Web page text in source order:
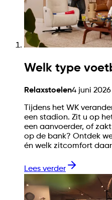
Welk type
Relaxstoelen4 juni 2026
Tijdens het WK
een stadion. Zit u op
een aanvoerder, of
op de bank? Ontdek
én welk zitcomfort
Lees verder